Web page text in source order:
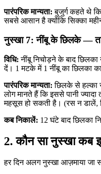
पारंपरिक मान्यता: बुजुर्ग कहते थे कि
सबसे आसान है क्योंकि सिक्का
नुस्खा 7: नींबू के छिलके —
विधि: नींबू निचोड़ने के बाद
दें। 1 मटके में 1 नींबू का छिलका
पारंपरिक मान्यता: छिलके से हल्का
लोग मानते हैं कि इससे पानी
महसूस हो सकती है। (रस न डालें,
कब निकालें: 12 घंटे बाद छिलका
2. कौन सा नुस्खा कब
हर दिन अलग नुस्खा आज़माया जा